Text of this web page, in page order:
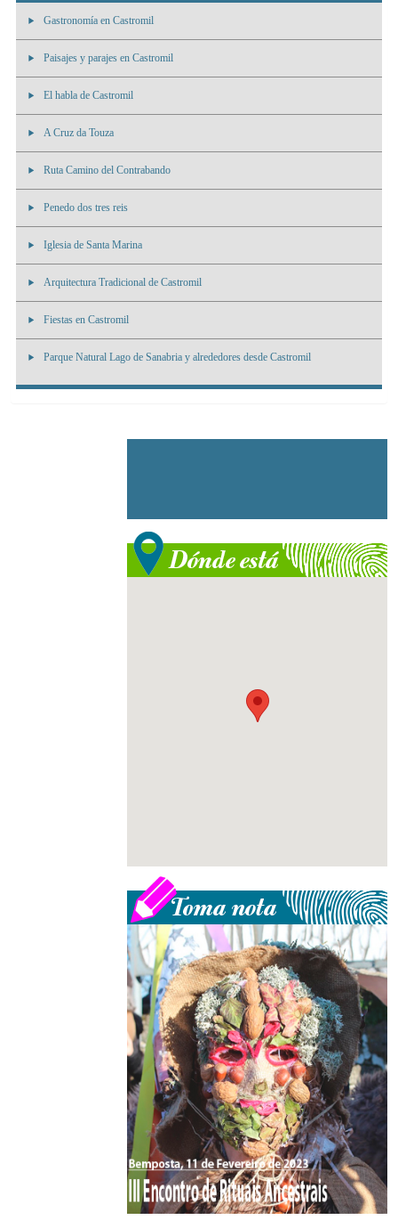
Gastronomía en Castromil
Paisajes y parajes en Castromil
El habla de Castromil
A Cruz da Touza
Ruta Camino del Contrabando
Penedo dos tres reis
Iglesia de Santa Marina
Arquitectura Tradicional de Castromil
Fiestas en Castromil
Parque Natural Lago de Sanabria y alrededores desde Castromil